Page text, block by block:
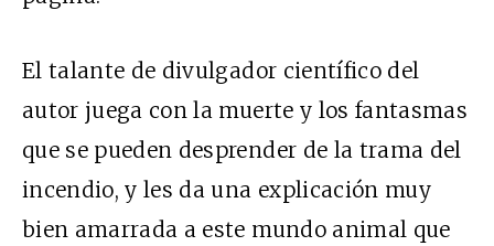
El talante de divulgador científico del
autor juega con la muerte y los fantasmas
que se pueden desprender de la trama del
incendio, y les da una explicación muy
bien amarrada a este mundo animal que